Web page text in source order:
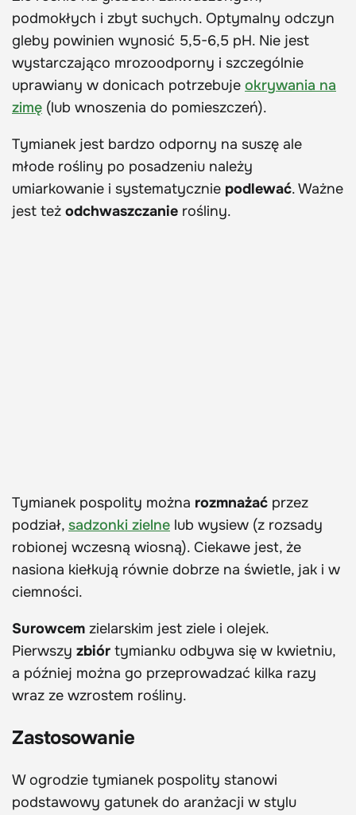
podmokłych i zbyt suchych. Optymalny odczyn
gleby powinien wynosić 5,5-6,5 pH. Nie jest
wystarczająco mrozoodporny i szczególnie
uprawiany w donicach potrzebuje okrywania na
zimę (lub wnoszenia do pomieszczeń).
Tymianek jest bardzo odporny na suszę ale
młode rośliny po posadzeniu należy
umiarkowanie i systematycznie podlewać. Ważne
jest też odchwaszczanie rośliny.
Tymianek pospolity można rozmnażać przez
podział, sadzonki zielne lub wysiew (z rozsady
robionej wczesną wiosną). Ciekawe jest, że
nasiona kiełkują równie dobrze na świetle, jak i w
ciemności.
Surowcem zielarskim jest ziele i olejek.
Pierwszy zbiór tymianku odbywa się w kwietniu,
a później można go przeprowadzać kilka razy
wraz ze wzrostem rośliny.
Zastosowanie
W ogrodzie tymianek pospolity stanowi
podstawowy gatunek do aranżacji w stylu